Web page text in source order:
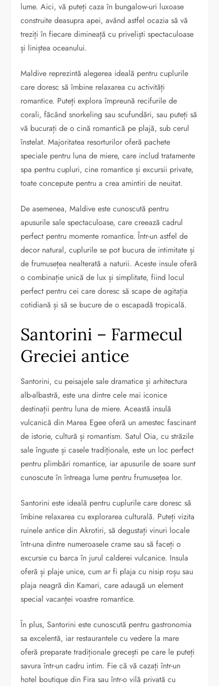
lume. Aici, vă puteți caza în bungalow-uri luxoase
construite deasupra apei, având astfel ocazia să vă
treziți în fiecare dimineață cu priveliști spectaculoase
și liniștea oceanului.
Maldive reprezintă alegerea ideală pentru cuplurile
care doresc să îmbine relaxarea cu activități
romantice. Puteți explora împreună recifurile de
corali, făcând snorkeling sau scufundări, sau puteți să
vă bucurați de o cină romantică pe plajă, sub cerul
înstelat. Majoritatea resorturilor oferă pachete
speciale pentru luna de miere, care includ tratamente
spa pentru cupluri, cine romantice și excursii private,
toate concepute pentru a crea amintiri de neuitat.
De asemenea, Maldive este cunoscută pentru
apusurile sale spectaculoase, care creează cadrul
perfect pentru momente romantice. Într-un astfel de
decor natural, cuplurile se pot bucura de intimitate și
de frumusețea nealterată a naturii. Aceste insule oferă
o combinație unică de lux și simplitate, fiind locul
perfect pentru cei care doresc să scape de agitația
cotidiană și să se bucure de o escapadă tropicală.
Santorini – Farmecul
Greciei antice
Santorini, cu peisajele sale dramatice și arhitectura
alb-albastră, este una dintre cele mai iconice
destinații pentru luna de miere. Această insulă
vulcanică din Marea Egee oferă un amestec fascinant
de istorie, cultură și romantism. Satul Oia, cu străzile
sale înguste și casele tradiționale, este un loc perfect
pentru plimbări romantice, iar apusurile de soare sunt
cunoscute în întreaga lume pentru frumusețea lor.
Santorini este ideală pentru cuplurile care doresc să
îmbine relaxarea cu explorarea culturală. Puteți vizita
ruinele antice din Akrotiri, să degustați vinuri locale
într-una dintre numeroasele crame sau să faceți o
excursie cu barca în jurul calderei vulcanice. Insula
oferă și plaje unice, cum ar fi plaja cu nisip roșu sau
plaja neagră din Kamari, care adaugă un element
special vacanței voastre romantice.
În plus, Santorini este cunoscută pentru gastronomia
sa excelentă, iar restaurantele cu vedere la mare
oferă preparate tradiționale grecești pe care le puteți
savura într-un cadru intim. Fie că vă cazați într-un
hotel boutique din Fira sau într-o vilă privată cu